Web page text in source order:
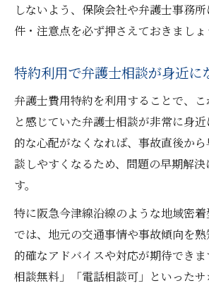
しないよう、保険会社や弁護士事務
件・注意点を必ず押さえておきましょ
特約利用で弁護士相談が身近に
弁護士費用特約を利用することで、
と感じていた弁護士相談が非常に身
的な心配がなくなれば、事故直後か
談しやすくなるため、問題の早期解
す。
特に阪急今津線沿線のような地域密
では、地元の交通事情や事故傾向を熟
的確なアドバイスや対応が期待でき
相談無料」「電話相談可」といった